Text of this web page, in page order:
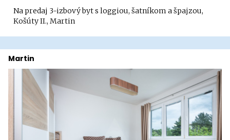
Na predaj 3-izbový byt s loggiou, šatníkom a špajzou,
Košúty II., Martin
Martin